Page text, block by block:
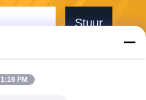
Stuur
1:16 PM